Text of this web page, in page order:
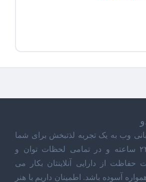
وب به یک تجربه لذتبخش برای شما
است. به صورت ۲۴ ساعته و در تمامی لحظات توان و
حفاظت از دارایی آنلاینتان بکار می
آسوده باشد. اطمینان داریم با هنر